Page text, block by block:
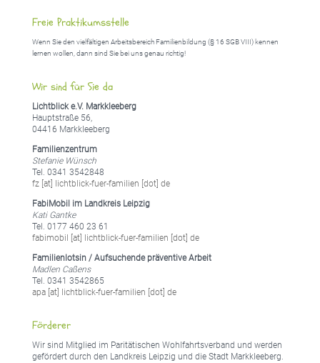
Freie Praktikumsstelle
Wenn Sie den vielfältigen Arbeitsbereich Familienbildung (§ 16 SGB VIII) kennen
lernen wollen, dann sind Sie bei uns genau richtig!
Wir sind für Sie da
Lichtblick e.V. Markkleeberg
Hauptstraße 56,
04416 Markkleeberg
Familienzentrum
Stefanie Wünsch
Tel. 0341 3542848
fz [at] lichtblick-fuer-familien [dot] de
FabiMobil im Landkreis Leipzig
Kati Gantke
Tel. 0177 460 23 61
fabimobil [at] lichtblick-fuer-familien [dot] de
Familienlotsin / Aufsuchende präventive Arbeit
Madlen Caßens
Tel. 0341 3542865
apa [at] lichtblick-fuer-familien [dot] de
Förderer
Wir sind Mitglied im Paritätischen Wohlfahrtsverband und werden
gefördert durch den Landkreis Leipzig und die Stadt Markkleeberg.